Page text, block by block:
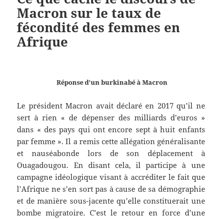
Macron sur le taux de
fécondité des femmes en
Afrique
Réponse d’un burkinabé à Macron
Le président Macron avait déclaré en 2017 qu’il ne
sert à rien « de dépenser des milliards d’euros »
dans « des pays qui ont encore sept à huit enfants
par femme ». Il a remis cette allégation généralisante
et nauséabonde lors de son déplacement à
Ouagadougou. En disant cela, il participe à une
campagne idéologique visant à accréditer le fait que
l’Afrique ne s’en sort pas à cause de sa démographie
et de manière sous-jacente qu’elle constituerait une
bombe migratoire.C’est le retour en force d’une